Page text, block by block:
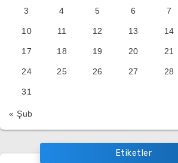
3 4 5 6 7
10 11 12 13 14
17 18 19 20 21
24 25 26 27 28
31
« Şub
Etiketler